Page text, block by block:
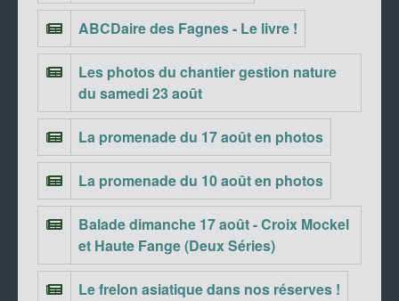
ABCDaire des Fagnes - Le livre !
Les photos du chantier gestion nature
du samedi 23 août
La promenade du 17 août en photos
La promenade du 10 août en photos
Balade dimanche 17 août - Croix Mockel
et Haute Fange (Deux Séries)
Le frelon asiatique dans nos réserves !